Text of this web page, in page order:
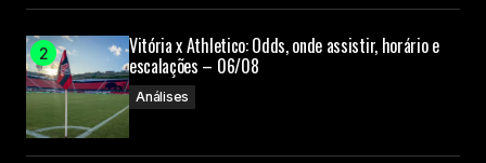
Vitória x Athletico: Odds, onde assistir, horário e
escalações – 06/08
Análises